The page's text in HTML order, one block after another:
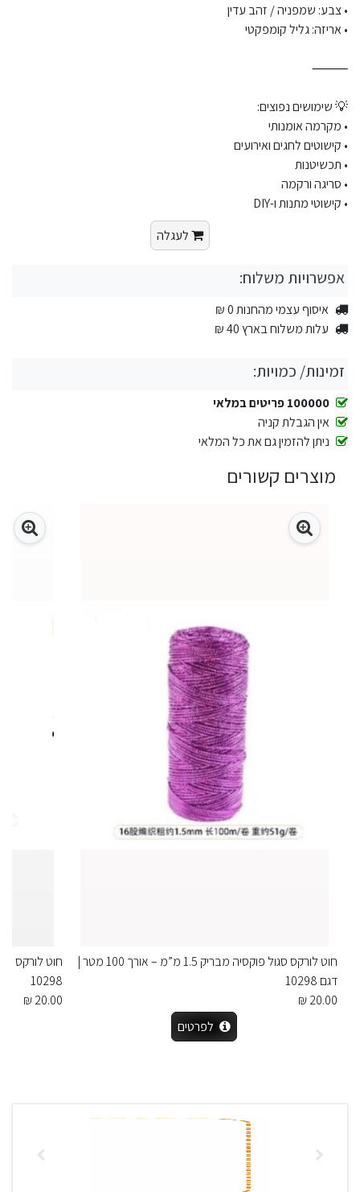
• צבע: שמפניה / זהב עדין
• אריזה: גליל קומפקטי
⸻
💡 שימושים נפוצים:
• מקרמה אומנותי
• קישוטים לחגים ואירועים
• תכשיטנות
• סריגה ורקמה
• קישוטי מתנות ו-DIY
לעגלה
אפשרויות משלוח:
איסוף עצמי מהחנות 0 ₪
עלות משלוח בארץ 40 ₪
זמינות/ כמויות:
100000 פריטים במלאי
אין הגבלת קניה
ניתן להזמין גם את כל המלאי
מוצרים קשורים
חוט לורקס סגול פוקסיה מבריק 1.5 מ”מ – אורך 100 מטר |
דגם 10298
20.00 ₪
לפרטים
10298
20.00 ₪